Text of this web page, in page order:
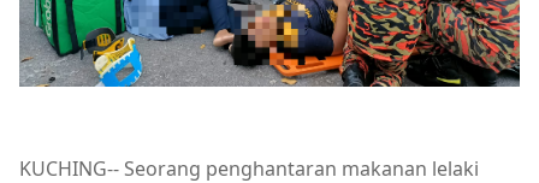
KUCHING-- Seorang penghantaran makanan lelaki